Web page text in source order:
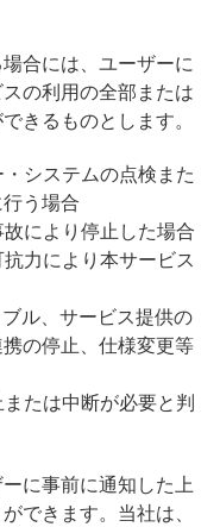
合には、ユーザーに
の利用の全部または
きるものとします。
システムの点検また
う場合
により停止した場合
力により本サービス
ル、サービス提供の
の停止、仕様変更等
たは中断が必要と判
に事前に通知した上
できます。当社は、